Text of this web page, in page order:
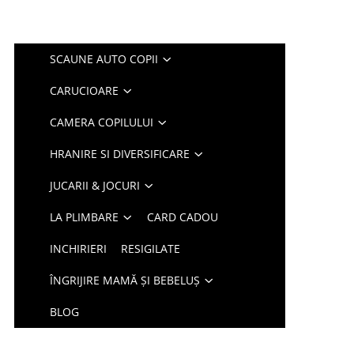
SCAUNE AUTO COPII
CARUCIOARE
CAMERA COPILULUI
HRANIRE SI DIVERSIFICARE
JUCARII & JOCURI
LA PLIMBARE CARD CADOU
INCHIRIERI RESIGILATE
ÎNGRIJIRE MAMĂ ȘI BEBELUȘ
BLOG